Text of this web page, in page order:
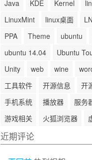
Java
KDE Kernel
LinuxMint
linux桌面
PPA
Theme ubuntu
ubuntu 14.04
Ubuntu
Unity
web wine
工具软件
开源信息 开
手机系统
播放器 服务
游戏相关
火狐浏览器
近期评论